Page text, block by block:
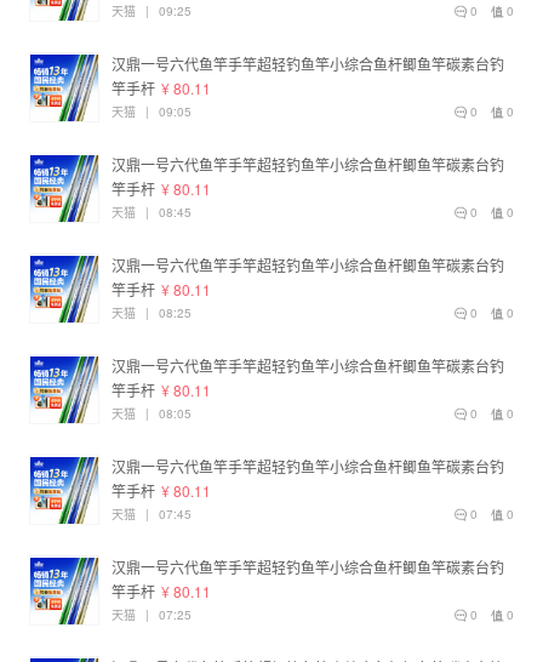
0
0
天猫 | 09:25
汉鼎一号六代鱼竿手竿超轻钓鱼竿小综合鱼杆鲫鱼竿碳素台钓
竿手杆 ¥ 80.11
0
0
天猫 | 09:05
汉鼎一号六代鱼竿手竿超轻钓鱼竿小综合鱼杆鲫鱼竿碳素台钓
竿手杆 ¥ 80.11
0
0
天猫 | 08:45
汉鼎一号六代鱼竿手竿超轻钓鱼竿小综合鱼杆鲫鱼竿碳素台钓
竿手杆 ¥ 80.11
0
0
天猫 | 08:25
汉鼎一号六代鱼竿手竿超轻钓鱼竿小综合鱼杆鲫鱼竿碳素台钓
竿手杆 ¥ 80.11
0
0
天猫 | 08:05
汉鼎一号六代鱼竿手竿超轻钓鱼竿小综合鱼杆鲫鱼竿碳素台钓
竿手杆 ¥ 80.11
0
0
天猫 | 07:45
汉鼎一号六代鱼竿手竿超轻钓鱼竿小综合鱼杆鲫鱼竿碳素台钓
竿手杆 ¥ 80.11
0
0
天猫 | 07:25